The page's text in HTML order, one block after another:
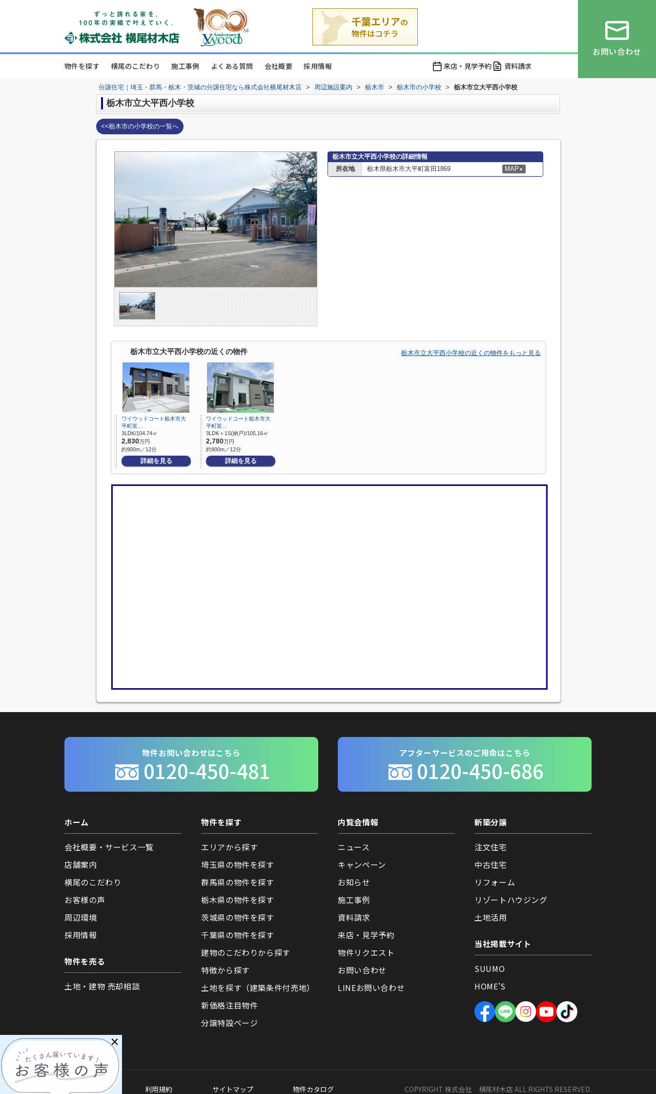
物件を探す 横尾のこだわり 施工事例 よくある質問 会社概要 採用情報 来店・見学予約 資料請求
お問い合わせ
×
分譲住宅｜埼玉・群馬・栃木・茨城の分譲住宅なら株式会社横尾材木店 > 周辺施設案内 > 栃木市 > 栃木市の小学校 > 栃木市立大平西小学校
栃木市立大平西小学校
<<栃木市の小学校の一覧へ
栃木市立大平西小学校の詳細情報
所在地
栃木県栃木市大平町富田1869 MAP ▼
栃木市立大平西小学校の近くの物件 栃木市立大平西小学校の近くの物件をもっと見る
ワイウッドコート栃木市大
平町富…
3LDK/104.74㎡
2,830万円
約900m／12分
詳細を見る
ワイウッドコート栃木市大
平町富…
3LDK＋1S(納戸)/105.16㎡
2,780万円
約900m／12分
詳細を見る
物件お問い合わせはこちら
0120-450-481
アフターサービスのご用命はこちら
0120-450-686
ホーム
会社概要・サービス一覧
店舗案内
横尾のこだわり
お客様の声
周辺環境
採用情報
物件を売る
土地・建物 売却相談
物件を探す
エリアから探す
埼玉県の物件を探す
群馬県の物件を探す
栃木県の物件を探す
茨城県の物件を探す
千葉県の物件を探す
建物のこだわりから探す
特徴から探す
土地を探す（建築条件付売地）
新価格注目物件
分譲特設ページ
内覧会情報
ニュース
キャンペーン
お知らせ
施工事例
資料請求
来店・見学予約
物件リクエスト
お問い合わせ
LINEお問い合わせ
新築分譲
注文住宅
中古住宅
リフォーム
リゾートハウジング
土地活用
当社掲載サイト
SUUMO
HOME'S
各種ポリシー 利用規約 サイトマップ 物件カタログ COPYRIGHT 株式会社 横尾材木店 ALL RIGHTS RESERVED.